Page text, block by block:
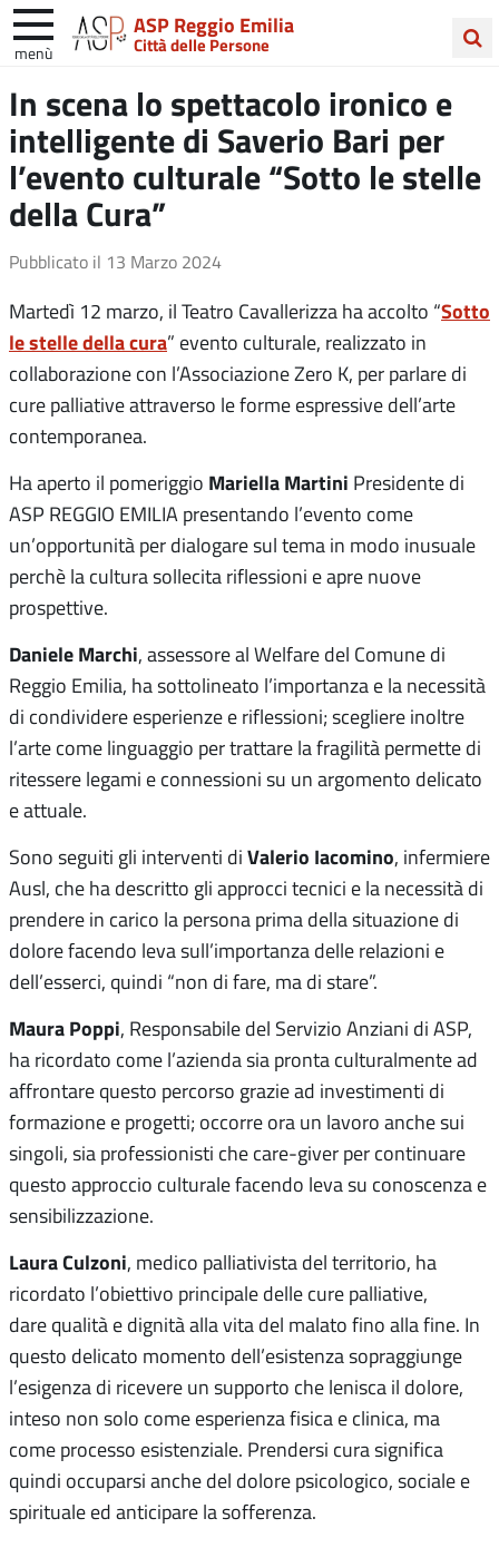
ASP Reggio Emilia
Città delle Persone
menù
nel
sito
In scena lo spettacolo ironico e
intelligente di Saverio Bari per
l’evento culturale “Sotto le stelle
della Cura”
Pubblicato il 13 Marzo 2024
Martedì 12 marzo, il Teatro Cavallerizza ha accolto “Sotto
le stelle della cura” evento culturale, realizzato in
collaborazione con l’Associazione Zero K, per parlare di
cure palliative attraverso le forme espressive dell’arte
contemporanea.
Ha aperto il pomeriggio Mariella Martini Presidente di
ASP REGGIO EMILIA presentando l’evento come
un’opportunità per dialogare sul tema in modo inusuale
perchè la cultura sollecita riflessioni e apre nuove
prospettive.
Daniele Marchi, assessore al Welfare del Comune di
Reggio Emilia, ha sottolineato l’importanza e la necessità
di condividere esperienze e riflessioni; scegliere inoltre
l’arte come linguaggio per trattare la fragilità permette di
ritessere legami e connessioni su un argomento delicato
e attuale.
Sono seguiti gli interventi di Valerio Iacomino, infermiere
Ausl, che ha descritto gli approcci tecnici e la necessità di
prendere in carico la persona prima della situazione di
dolore facendo leva sull’importanza delle relazioni e
dell’esserci, quindi “non di fare, ma di stare”.
Maura Poppi, Responsabile del Servizio Anziani di ASP,
ha ricordato come l’azienda sia pronta culturalmente ad
affrontare questo percorso grazie ad investimenti di
formazione e progetti; occorre ora un lavoro anche sui
singoli, sia professionisti che care-giver per continuare
questo approccio culturale facendo leva su conoscenza e
sensibilizzazione.
Laura Culzoni, medico palliativista del territorio, ha
ricordato l’obiettivo principale delle cure palliative,
dare qualità e dignità alla vita del malato fino alla fine. In
questo delicato momento dell’esistenza sopraggiunge
l’esigenza di ricevere un supporto che lenisca il dolore,
inteso non solo come esperienza fisica e clinica, ma
come processo esistenziale. Prendersi cura significa
quindi occuparsi anche del dolore psicologico, sociale e
spirituale ed anticipare la sofferenza.